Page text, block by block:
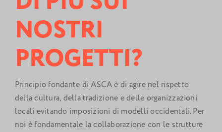
NOSTRI
PROGETTI?
Principio fondante di ASCA è di agire nel rispetto
della cultura, della tradizione e delle organizzazioni
locali evitando imposizioni di modelli occidentali. Per
noi è fondamentale la collaborazione con le strutture